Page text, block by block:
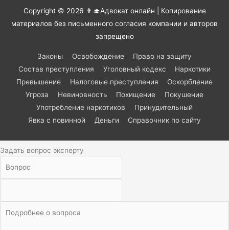
Copyright © 2026 👨‍🎓Адвокат онлайн | Копирование
материалов без письменного согласия компании и авторов
запрещено
Законы Освобождение
Право на защиту
Состав преступления
Уголовный кодекс
Наркотики
Превышение
Налоговые преступления
Оскорбление
Угроза
Невиновность Похищение
Покушение
Употребление наркотиков
Принудительный
Явка с повинной
Деньги Справочник по сайту
Задать вопрос эксперту